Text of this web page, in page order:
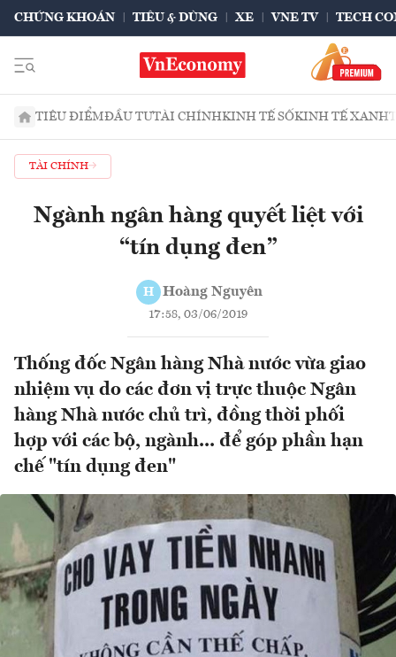
CHỨNG KHOÁN TIÊU & DÙNG XE VNE TV TECH
TIÊU ĐIỂMĐẦU TƯTÀI CHÍNHKINH TẾ SỐKINH TẾ XANH
TÀI CHÍNH
Ngành ngân hàng quyết liệt với
“tín dụng đen”
H Hoàng Nguyên
17:58, 03/06/2019
Thống đốc Ngân hàng Nhà nước vừa giao
nhiệm vụ do các đơn vị trực thuộc Ngân
hàng Nhà nước chủ trì, đồng thời phối
hợp với các bộ, ngành... để góp phần hạn
chế "tín dụng đen"